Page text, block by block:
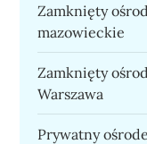
Zamknięty
mazowieckie
Zamknięty
Warszawa
Prywatny